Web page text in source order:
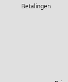
Betalingen